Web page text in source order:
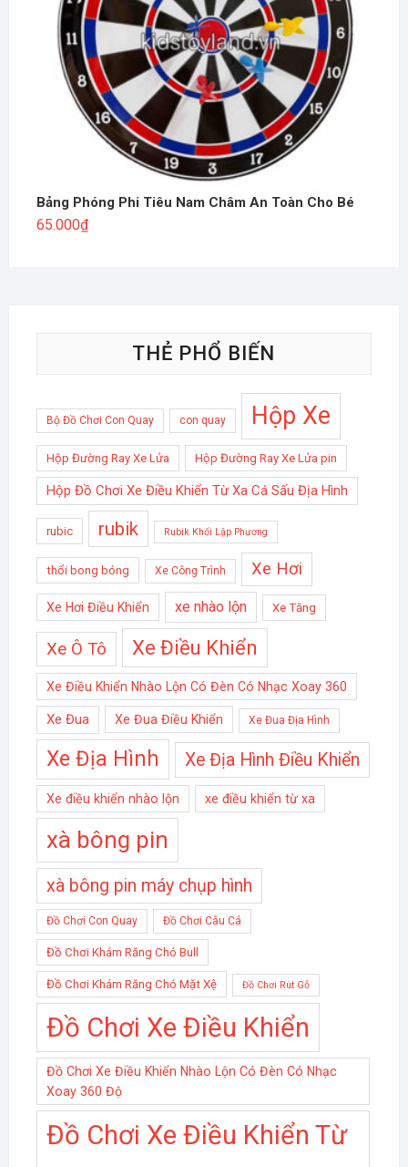
Bảng Phóng Phi Tiêu Nam Châm An Toàn Cho Bé
65.000₫
THẺ PHỔ BIẾN
Bộ Đồ Chơi Con Quay con quay Hộp Xe
Hộp Đường Ray Xe Lửa Hộp Đường Ray Xe Lửa pin
Hộp Đồ Chơi Xe Điều Khiển Từ Xa Cá Sấu Địa Hình
rubic rubik Rubik Khối Lập Phương
thổi bong bóng Xe Công Trình Xe Hơi
Xe Hơi Điều Khiển xe nhào lộn Xe Tăng
Xe Ô Tô Xe Điều Khiển
Xe Điều Khiển Nhào Lộn Có Đèn Có Nhạc Xoay 360
Xe Đua Xe Đua Điều Khiển Xe Đua Địa Hình
Xe Địa Hình Xe Địa Hình Điều Khiển
Xe điều khiển nhào lộn xe điều khiển từ xa
xà bông pin
xà bông pin máy chụp hình
Đồ Chơi Con Quay Đồ Chơi Câu Cá
Đồ Chơi Khám Răng Chó Bull
Đồ Chơi Khám Răng Chó Mặt Xệ Đồ Chơi Rút Gỗ
Đồ Chơi Xe Điều Khiển
Đồ Chơi Xe Điều Khiển Nhào Lộn Có Đèn Có Nhạc
Xoay 360 Độ
Đồ Chơi Xe Điều Khiển Từ